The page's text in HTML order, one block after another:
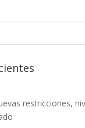
restricciones,